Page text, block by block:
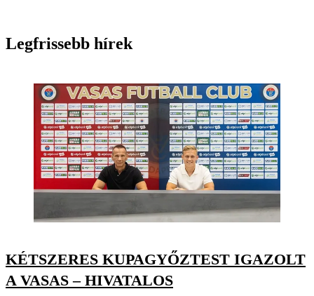
Legfrissebb hírek
KÉTSZERES KUPAGYŐZTEST IGAZOLT
A VASAS – HIVATALOS